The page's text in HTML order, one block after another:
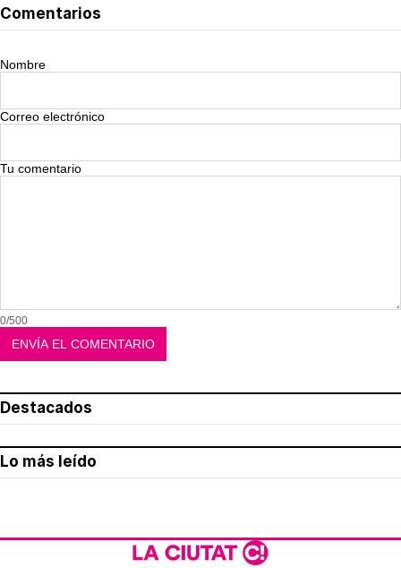
Comentarios
Nombre
Correo electrónico
Tu comentario
0/500
Destacados
Lo más leído